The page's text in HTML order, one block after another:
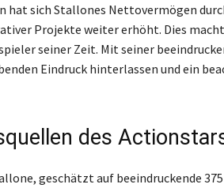
hat sich Stallones Nettovermögen
Projekte weiter erhöht. Dies
seiner Zeit. Mit seiner
Eindruck hinterlassen und ein
des
geschätzt auf beeindruckende